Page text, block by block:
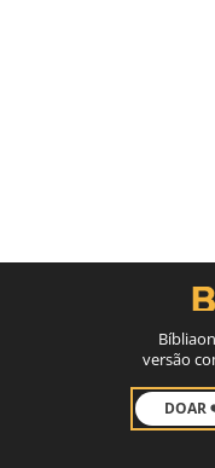
versão
DOAR